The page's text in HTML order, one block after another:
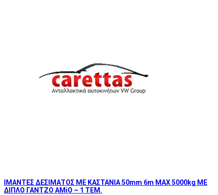
ΙΜΑΝΤΕΣ ΔΕΣΙΜΑΤΟΣ ΜΕ ΚΑΣΤΑΝΙΑ 50mm 6m MAX 5000kg ΜΕ
ΔΙΠΛΟ ΓΑΝΤΖΟ AMiO – 1 ΤΕΜ.